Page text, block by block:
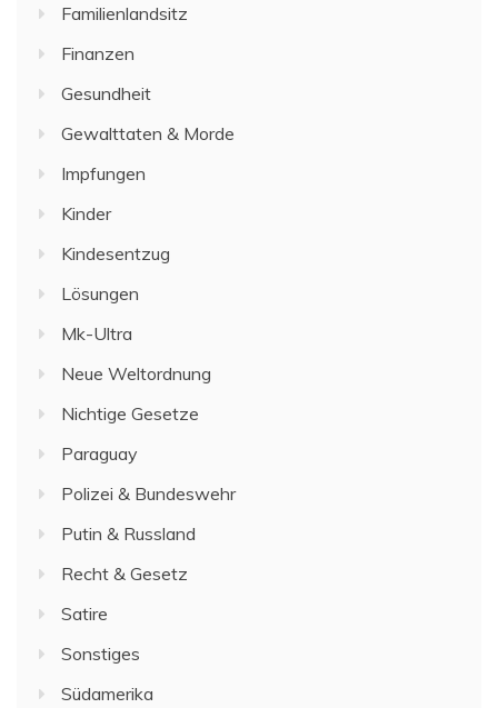
Familienlandsitz
Finanzen
Gesundheit
Gewalttaten & Morde
Impfungen
Kinder
Kindesentzug
Lösungen
Mk-Ultra
Neue Weltordnung
Nichtige Gesetze
Paraguay
Polizei & Bundeswehr
Putin & Russland
Recht & Gesetz
Satire
Sonstiges
Südamerika